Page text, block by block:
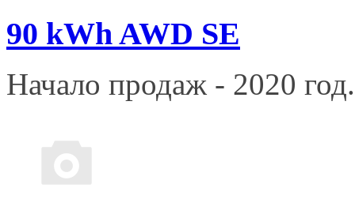
90 kWh AWD SE
Начало продаж - 2020